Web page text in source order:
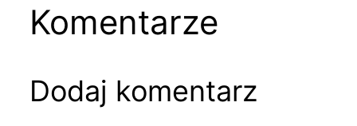
Komentarze
Dodaj komentarz